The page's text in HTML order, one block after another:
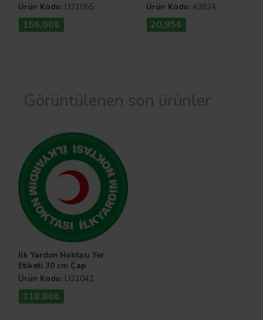
Ürün Kodu: U21055
156,00₺
Ürün Kodu: 43824
20,95₺
Görüntülenen son ürünler
İlk Yardım Noktası Yer
Etiketi 30 cm Çap
Ürün Kodu: U21042
118,80₺